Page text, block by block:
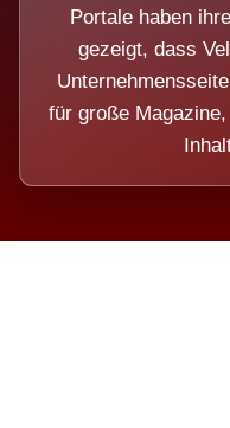
Portale haben
gezeigt, dass
für große